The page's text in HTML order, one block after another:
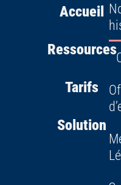
Accueil
Ressources
Tarifs
Solution